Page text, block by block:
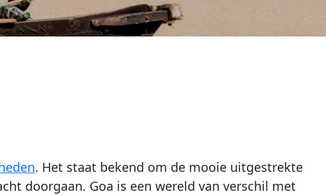
. Het staat bekend om de mooie uitgestrekte
doorgaan. Goa is een wereld van verschil met